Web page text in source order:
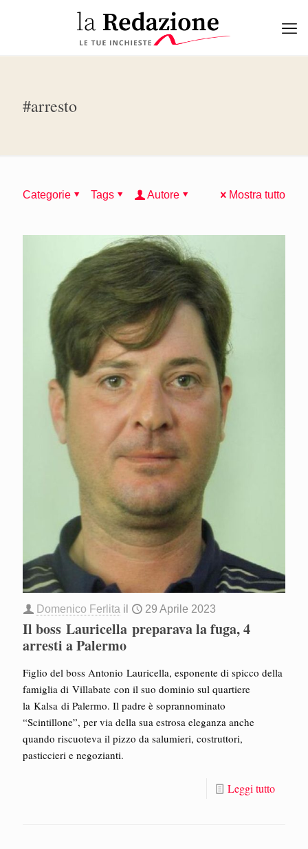
#arresto
Categorie Tags Autore Mostra tutto
Domenico Ferlita il 29 Aprile 2023
Il boss Lauricella preparava la fuga, 4
arresti a Palermo
Figlio del boss Antonio Lauricella, esponente di spicco della
famiglia di Villabate con il suo dominio sul quartiere
la Kalsa di Palermo. Il padre è soprannominato
“Scintillone”, per via della sua estrosa eleganza anche
quando riscuoteva il pizzo da salumieri, costruttori,
pasticcieri e negozianti.
Leggi tutto